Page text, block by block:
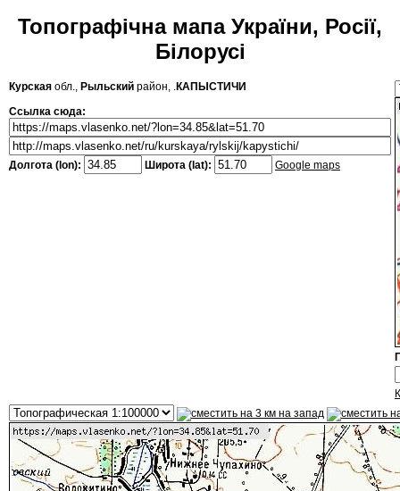
Топографічна мапа України, Росії,
Білорусі
Курская обл., Рыльский район, .КАПЫСТИЧИ
Ссылка сюда:
Долгота (lon): Широта (lat): Google maps